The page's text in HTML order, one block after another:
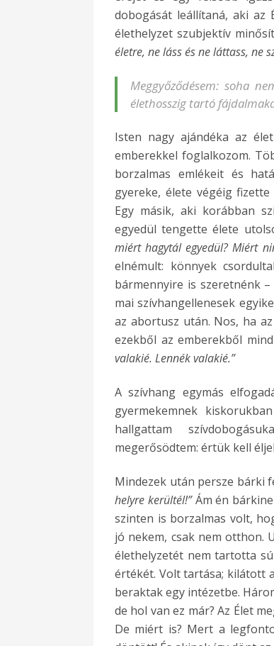
dobogását leállítaná, aki az
élethelyzet szubjektív
életre, ne láss és ne láttass, ne
Meggyőződésem: soha
élethosszig tartó
Isten nagy ajándéka az
emberekkel foglalkozom.
borzalmas emlékeit és
gyereke, élete végéig
Egy másik, aki korábban
egyedül tengette élete
miért hagytál egyedül? Miért
elnémult: könnyek
bármennyire is szeretnénk
mai szívhangellenesek
az abortusz után. Nos, ha
ezekből az emberekből
valakié. Lennék valakié.”
A szívhang egymás
gyermekemnek
hallgattam
megerősödtem: értük kell
Mindezek után persze bárki
helyre kerültél!”Ám én
szinten is borzalmas volt,
jó nekem, csak nem otthon.
élethelyzetét nem tartotta
értékét. Volt tartása; kilátott
beraktak egy intézetbe.
de hol van ez már? Az Élet
De miért is? Mert a